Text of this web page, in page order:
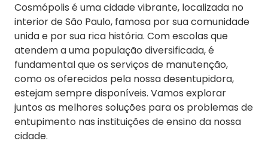
Cosmópolis é uma cidade vibrante, localizada no
interior de São Paulo, famosa por sua comunidade
unida e por sua rica história. Com escolas que
atendem a uma população diversificada, é
fundamental que os serviços de manutenção,
como os oferecidos pela nossa desentupidora,
estejam sempre disponíveis. Vamos explorar
juntos as melhores soluções para os problemas de
entupimento nas instituições de ensino da nossa
cidade.